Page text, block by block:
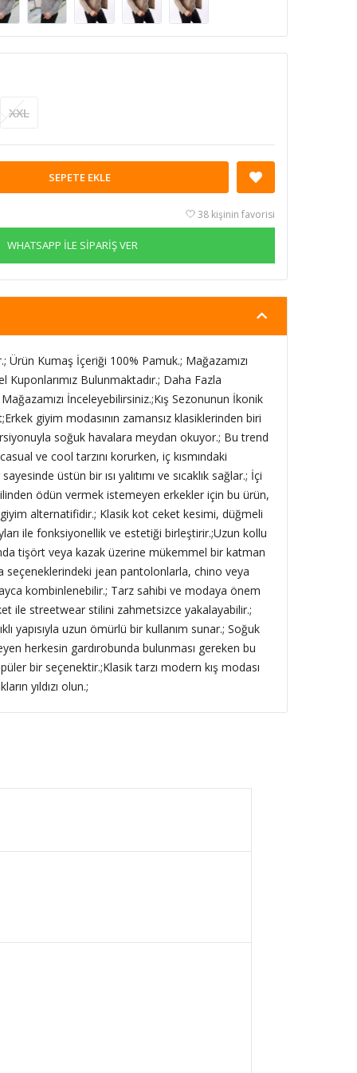
XXL
SEPETE EKLE
38 kişinin favorisi
WHATSAPP İLE SİPARİŞ VER
Ürün Kumaş İçeriği 100% Pamuk.; Mağazamızı
Bulunmaktadır.; Daha Fazla
İnceleyebilirsiniz.;Kış Sezonunun İkonik
giyim modasının zamansız klasiklerinden biri
soğuk havalara meydan okuyor.; Bu trend
ve cool tarzını korurken, iç kısmındaki
üstün bir ısı yalıtımı ve sıcaklık sağlar.; İçi
ödün vermek istemeyen erkekler için bu ürün,
giyim alternatifidir.; Klasik kot ceket kesimi, düğmeli
ile fonksiyonellik ve estetiği birleştirir.;Uzun kollu
tişört veya kazak üzerine mükemmel bir katman
seçeneklerindeki jean pantolonlarla, chino veya
kombinlenebilir.; Tarz sahibi ve modaya önem
ile streetwear stilini zahmetsizce yakalayabilir.;
yapısıyla uzun ömürlü bir kullanım sunar.; Soğuk
herkesin gardırobunda bulunması gereken bu
bir seçenektir.;Klasik tarzı modern kış modası
yıldızı olun.;